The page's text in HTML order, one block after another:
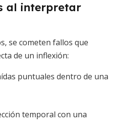
al interpretar
se cometen fallos que
de un inflexión:
puntuales dentro de una
temporal con una